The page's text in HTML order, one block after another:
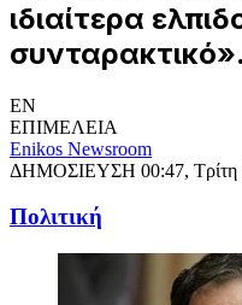
ιδιαίτερα
EN
ΕΠΙΜΕΛΕΙΑ
Enikos Newsroom
ΔΗΜΟΣΙΕΥΣΗ 00:47,
Πολιτική